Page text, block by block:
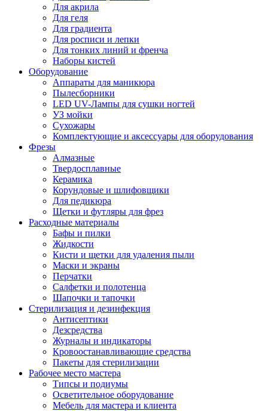
Для акрила
Для геля
Для градиента
Для росписи и лепки
Для тонких линий и френча
Наборы кистей
Оборудование
Аппараты для маникюра
Пылесборники
LED UV-Лампы для сушки ногтей
УЗ мойки
Сухожары
Комплектующие и аксессуары для оборудования
Фрезы
Алмазные
Твердосплавные
Керамика
Корундовые и шлифовщики
Для педикюра
Щетки и футляры для фрез
Расходные материалы
Бафы и пилки
Жидкости
Кисти и щетки для удаления пыли
Маски и экраны
Перчатки
Салфетки и полотенца
Шапочки и тапочки
Стерилизация и дезинфекция
Антисептики
Дезсредства
Журналы и индикаторы
Кровоостанавливающие средства
Пакеты для стерилизации
Рабочее место мастера
Типсы и подиумы
Осветительное оборудование
Мебель для мастера и клиента